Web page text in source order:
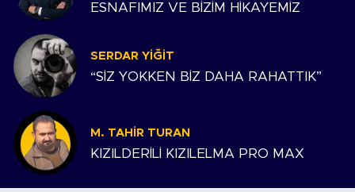
ESNAFIMIZ VE BİZİM HİKAYEMİZ
SERDAR YIĞIT
“SİZ YOKKEN BİZ DAHA RAHATTIK”
M. TAHIR TURAN
KIZILDERİLİ KIZILELMA PRO MAX